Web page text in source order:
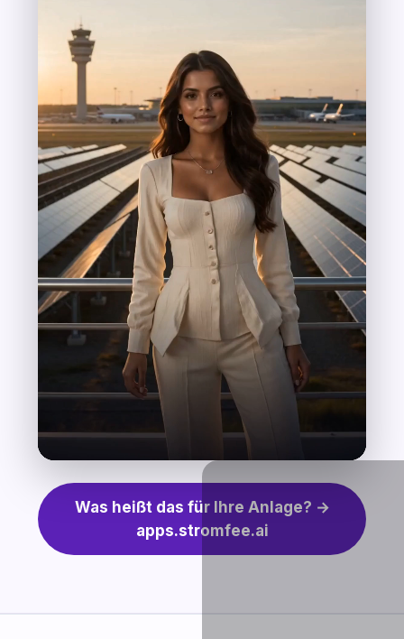
Was heißt das für Ihre Anlage? →
apps.stromfee.ai